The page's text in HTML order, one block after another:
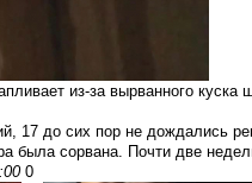
из-за вырванного
17 до сих пор не дождались
была сорвана. Почти две
0